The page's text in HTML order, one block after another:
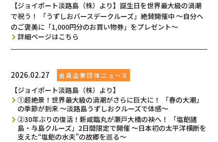
【ジョイポート淡路島（株）より】誕生日を世界最大級の渦潮
で祝う！ 「うずしおバースデークルーズ」絶賛開催中 ～自分へ
のご褒美に「1,000円分のお買い物券」をプレゼント～
詳細ページはこちら
2026.02.27
【ジョイポート淡路島（株）より】
①超絶景！世界最大級の渦潮がさらに巨大に！ 「春の大潮」
の季節が到来 ～淡路島うずしおクルーズで体感～
②30年ぶりの復活！新咸臨丸が瀬戸大橋の袂へ！ 「塩飽諸
島・与島クルーズ」2日間限定で開催 ～日本初の太平洋横断を
支えた“塩飽の水夫”の故郷を巡る～